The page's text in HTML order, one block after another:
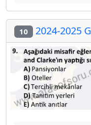
10 2024-2025